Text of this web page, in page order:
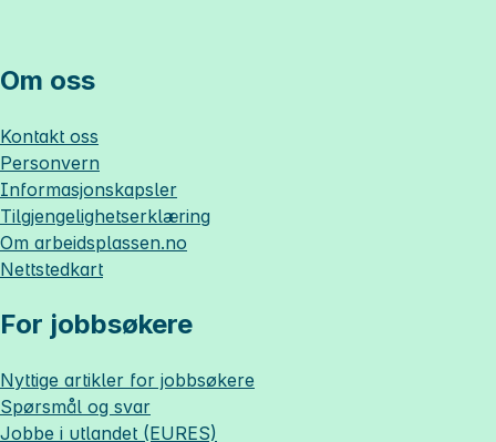
Om oss
Kontakt oss
Personvern
Informasjonskapsler
Tilgjengelighetserklæring
Om arbeidsplassen.no
Nettstedkart
For jobbsøkere
Nyttige artikler for jobbsøkere
Spørsmål og svar
Jobbe i utlandet (EURES)